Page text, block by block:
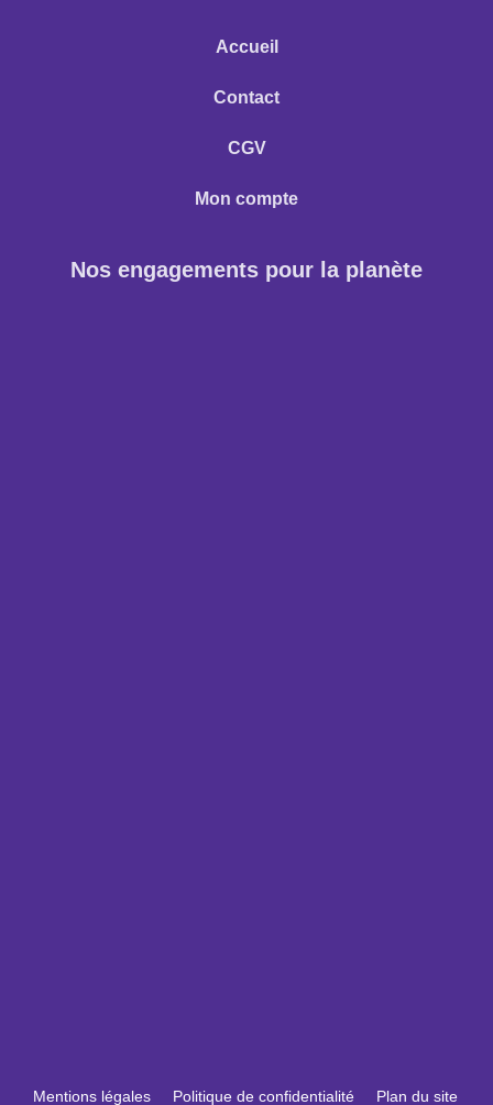
Accueil
Contact
CGV
Mon compte
Nos engagements pour la planète
Mentions légales Politique de confidentialité Plan du site